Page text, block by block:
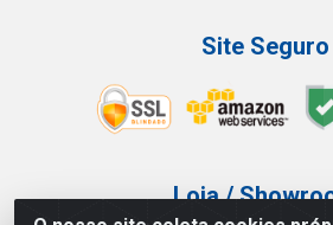
Site Seguro
Loja /